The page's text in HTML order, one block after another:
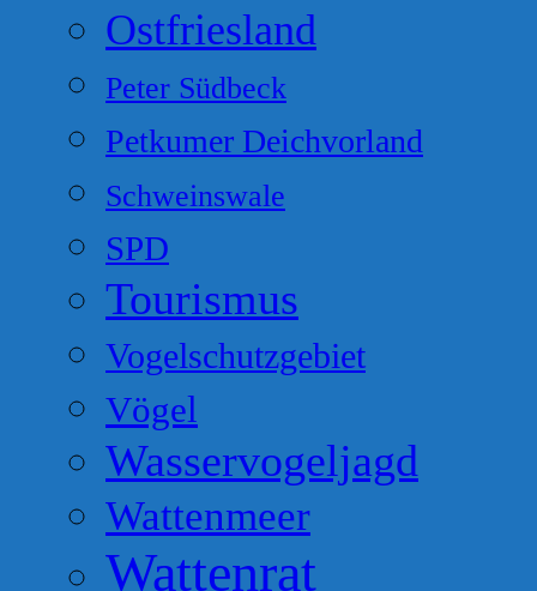
Ostfriesland
Peter Südbeck
Petkumer Deichvorland
Schweinswale
SPD
Tourismus
Vogelschutzgebiet
Vögel
Wasservogeljagd
Wattenmeer
Wattenrat